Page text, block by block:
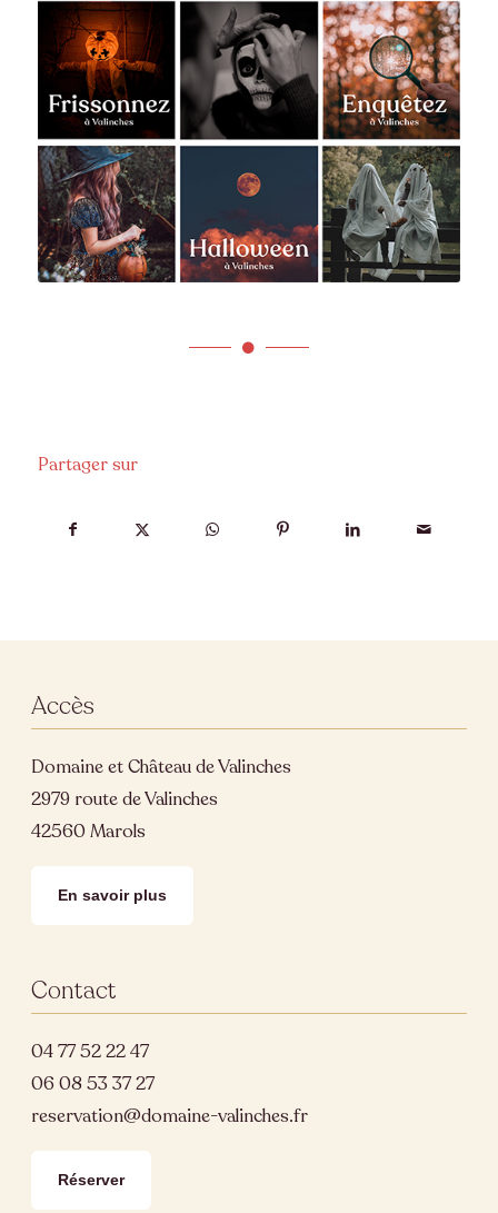
Partager sur
Accès
Domaine et Château de Valinches
2979 route de Valinches
42560 Marols
En savoir plus
Contact
04 77 52 22 47
06 08 53 37 27
reservation@domaine-valinches.fr
Réserver